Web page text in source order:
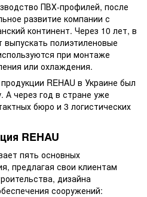
ПВХ-профилей, после
развитие компании с
континент. Через 10 лет, в
выпускать полиэтиленовые
при монтаже
или охлаждения.
REHAU в Украине был
А через год в стране уже
бюро и 3 логистических
REHAU
пять основных
предлагая свои клиентам
дизайна
сооружений: